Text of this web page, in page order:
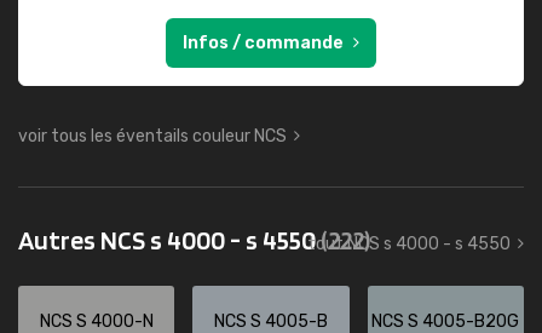
Infos / commande
voir tous les éventails couleur NCS
Autres NCS s 4000 - s 4550(222)
tout NCS s 4000 - s 4550
NCS S 4000-N NCS S 4005-B NCS S 4005-B20G